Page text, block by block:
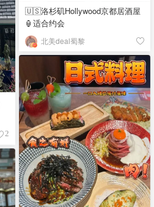
🇺🇸洛杉矶Hollywood京都居酒屋
🏮适合约会
北美deal蜀黎
2